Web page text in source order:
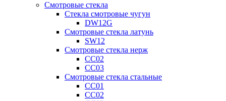
Смотровые стекла
Стекла смотровые чугун
DW12G
Смотровые стекла латунь
SW12
Смотровые стекла нерж
СС02
СС03
Смотровые стекла стальные
СС01
СС02